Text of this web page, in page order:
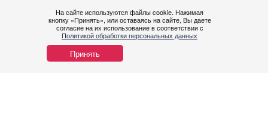
На сайте используются файлы cookie. Нажимая
кнопку «Принять», или оставаясь на сайте, Вы даете
согласие на их использование в соответствии с
Политикой обработки персональных данных
Принять